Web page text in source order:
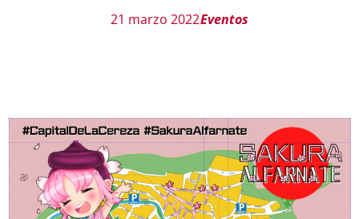
21 marzo 2022Eventos